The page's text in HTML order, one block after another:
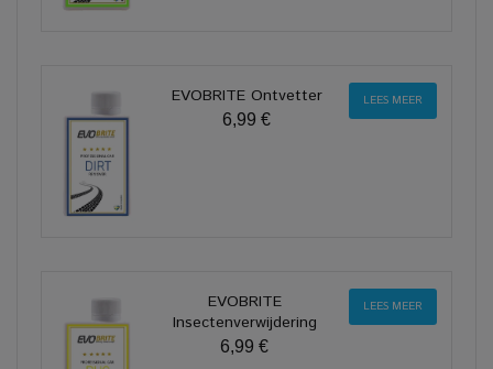
EVOBRITE Ontvetter
6,99 €
LEES MEER
EVOBRITE
Insectenverwijdering
6,99 €
LEES MEER